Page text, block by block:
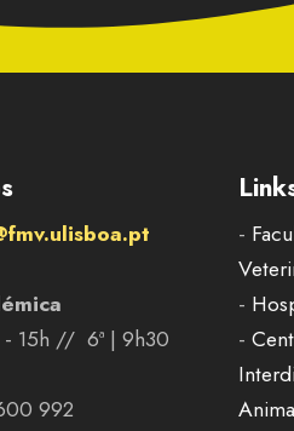
- 15h // 6ª | 9h30
992
-
-
-